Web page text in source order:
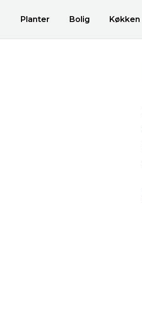
Planter Bolig Køkken